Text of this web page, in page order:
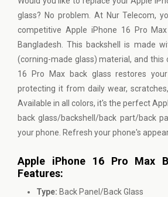
glass? No problem. At Nur Telecom,
competitive Apple iPhone 16 Pro
Bangladesh. This backshell is made
(corning-made glass) material, and this
16 Pro Max back glass restores
protecting it from daily wear,
Available in all colors, it's the perfect
back glass/backshell/back part/back
your phone. Refresh your phone's
Apple iPhone 16 Pro Max
Features:
Type: Back Panel/Back Glass